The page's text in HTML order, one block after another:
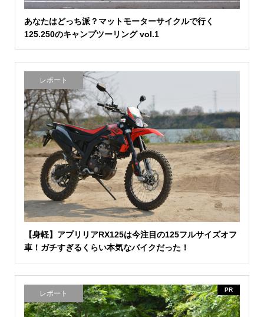
あなたはどっち派？マットモーターサイクルで行く
125.250のキャンプツーリング vol.1
レポート
【身軽】アプリリアRX125は今注目の125フルサイズオフ
車！ガチすぎるくらい本気なバイクだった！
レポート PR